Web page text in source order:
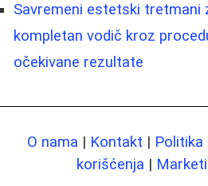
Savremeni estetski tretmani
kompletan vodič kroz
očekivane rezultate
O nama | Kontakt |
korišćenja |